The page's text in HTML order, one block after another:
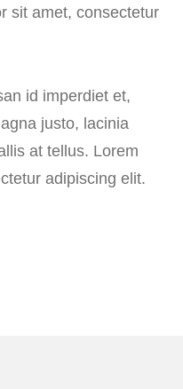
sit amet, consectetur
id imperdiet et,
justo, lacinia
at tellus. Lorem
adipiscing elit.